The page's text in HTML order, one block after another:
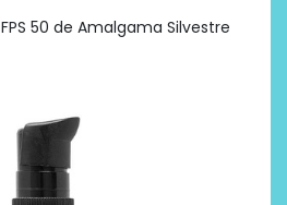
50 de Amalgama Silvestre